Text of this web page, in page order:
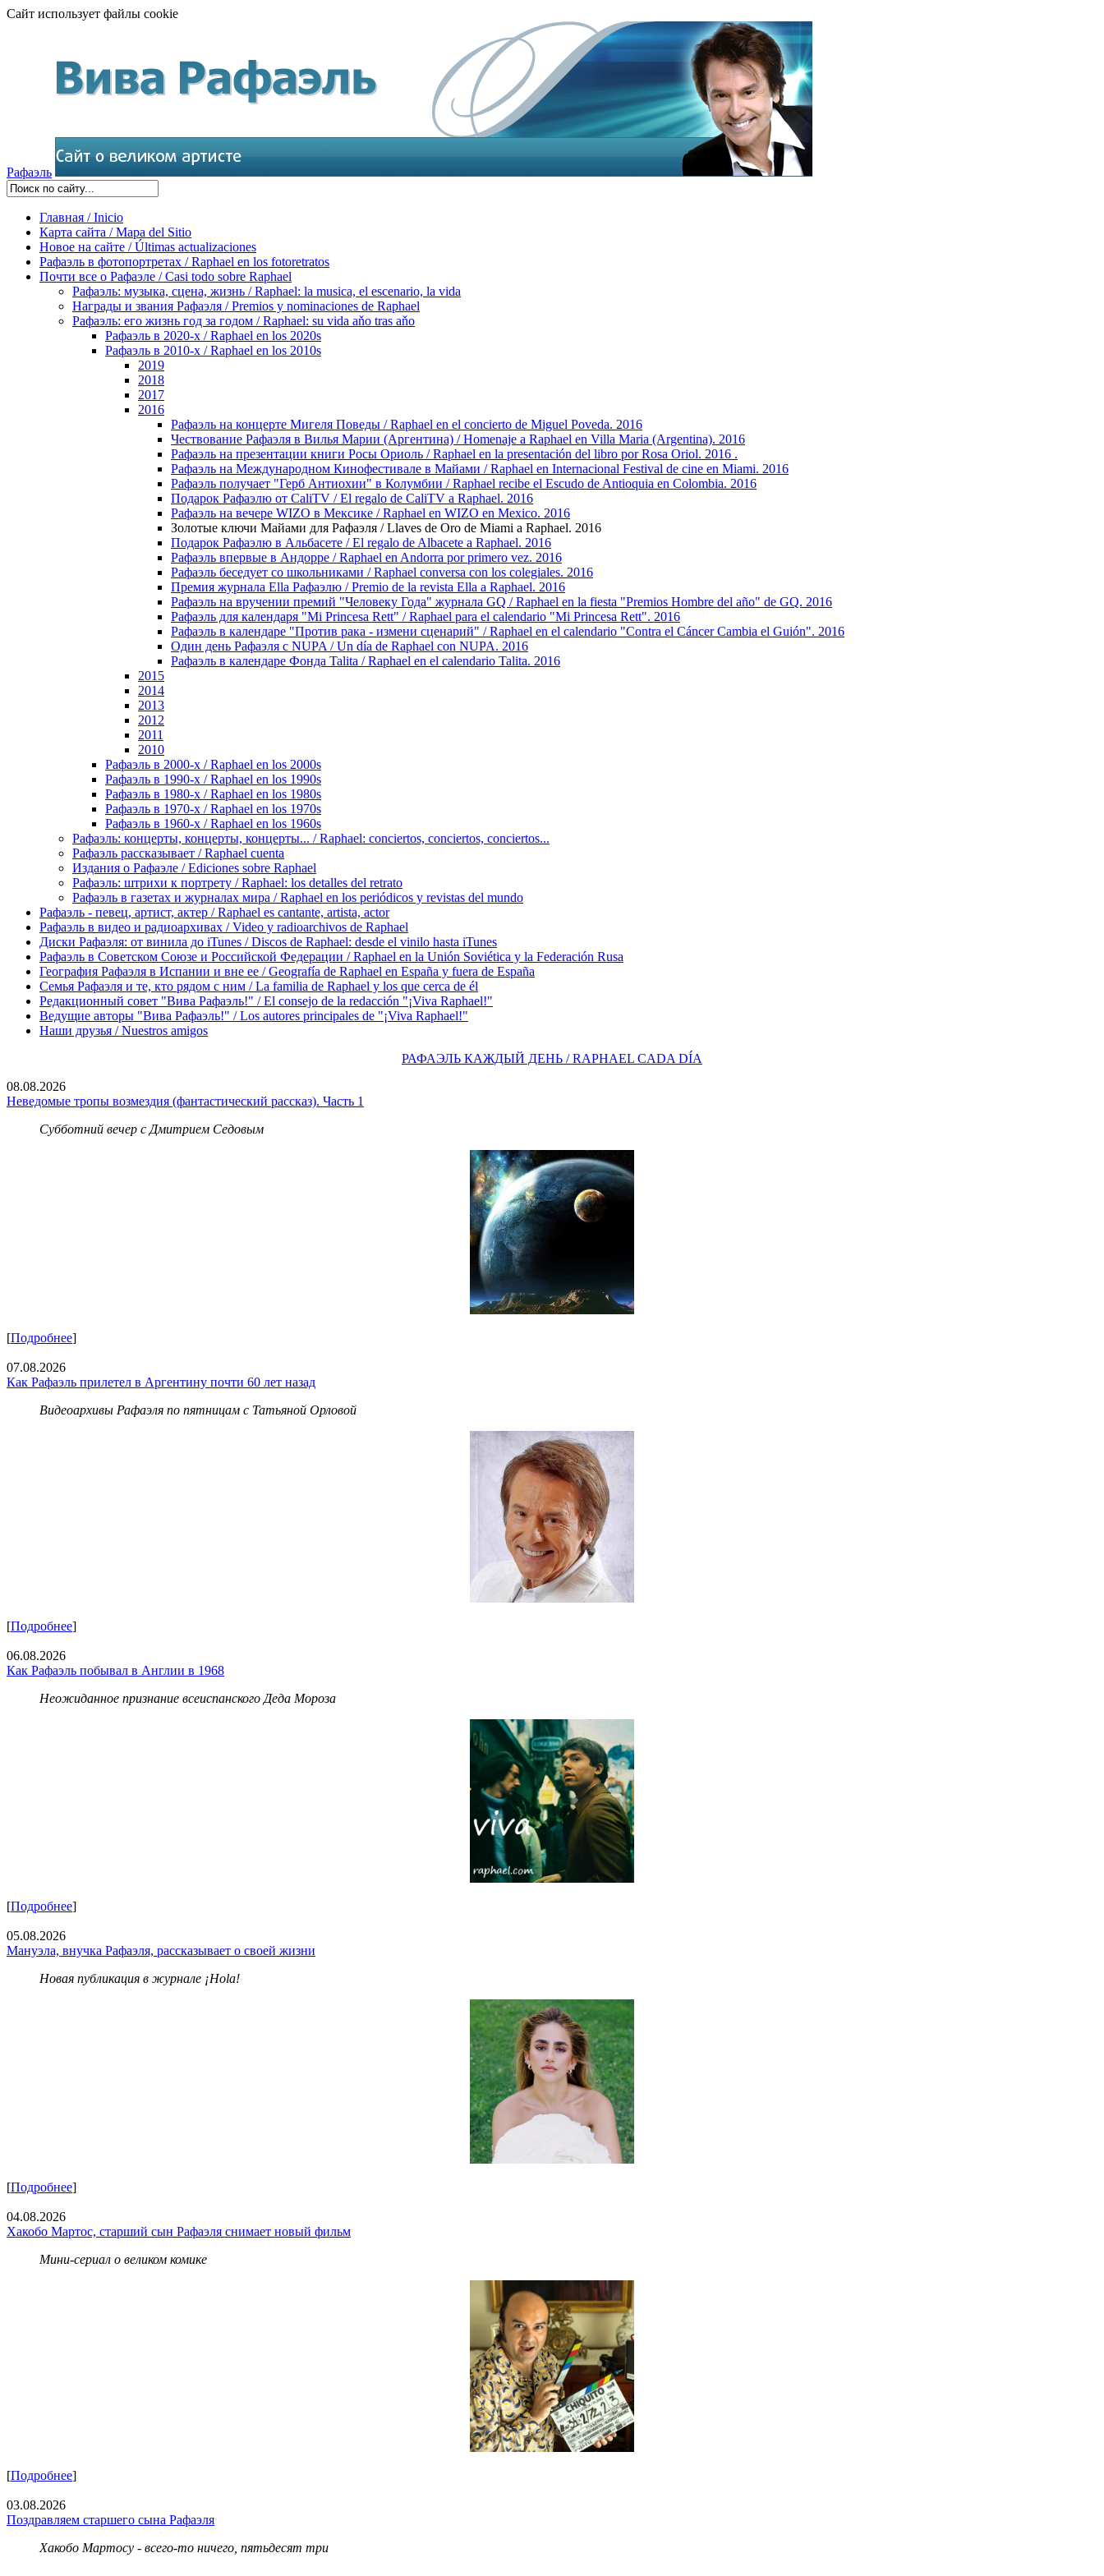
Сайт использует файлы cookie
Рафаэль
Главная / Inicio
Карта сайта / Mapa del Sitio
Новое на сайте / Últimas actualizaciones
Рафаэль в фотопортретах / Raphael en los fotoretratos
Почти все о Рафаэле / Casi todo sobre Raphael
Рафаэль: музыка, сцена, жизнь / Raphael: la musica, el escenario, la vida
Награды и звания Рафаэля / Premios y nominaciones de Raphael
Рафаэль: его жизнь год за годом / Raphael: su vida aňo tras aňo
Рафаэль в 2020-х / Raphael en los 2020s
Рафаэль в 2010-х / Raphael en los 2010s
2019
2018
2017
2016
Рафаэль на концерте Мигеля Поведы / Raphael en el сoncierto de Miguel Poveda. 2016
Чествование Рафаэля в Вилья Марии (Аргентина) / Homenaje a Raphael en Villa Maria (Argentina). 2016
Рафаэль на презентации книги Росы Ориоль / Raphael en la presentación del libro por Rosa Oriol. 2016 .
Рафаэль на Международном Кинофестивале в Майами / Raphael en Internacional Festival de cine en Miami. 2016
Рафаэль получает "Герб Антиохии" в Колумбии / Raphael recibe el Escudo de Antioquia en Colombia. 2016
Подарок Рафаэлю от CaliTV / El regalo de CaliTV a Raphael. 2016
Рафаэль на вечере WIZO в Мексике / Raphael en WIZO en Mexico. 2016
Золотые ключи Майами для Рафаэля / Llaves de Oro de Miami a Raphael. 2016
Подарок Рафаэлю в Альбасете / El regalo de Albacete a Raphael. 2016
Рафаэль впервые в Андорре / Raphael en Andorra por primero vez. 2016
Рафаэль беседует со школьниками / Raphael conversa con los colegiales. 2016
Премия журнала Ella Рафаэлю / Premio de la revista Ella a Raphael. 2016
Рафаэль на вручении премий "Человеку Года" журнала GQ / Raphael en la fiesta "Premios Hombre del año" de GQ. 2016
Рафаэль для календаря "Mi Princesa Rett" / Raphael para el calendario "Mi Princesa Rett". 2016
Рафаэль в календаре "Против рака - измени сценарий" / Raphael en el calendario "Contra el Cáncer Cambia el Guión". 2016
Один день Рафаэля с NUPA / Un día de Raphael con NUPA. 2016
Рафаэль в календаре Фонда Talita / Raphael en el calendario Talita. 2016
2015
2014
2013
2012
2011
2010
Рафаэль в 2000-х / Raphael en los 2000s
Рафаэль в 1990-х / Raphael en los 1990s
Рафаэль в 1980-х / Raphael en los 1980s
Рафаэль в 1970-х / Raphael en los 1970s
Рафаэль в 1960-х / Raphael en los 1960s
Рафаэль: концерты, концерты, концерты... / Raphael: conciertos, сonciertos, сonciertos...
Рафаэль рассказывает / Raphael cuenta
Издания о Рафаэле / Ediciones sobre Raphael
Рафаэль: штрихи к портрету / Raphael: los detalles del retrato
Рафаэль в газетах и журналах мира / Raphael en los periódicos y revistas del mundo
Рафаэль - певец, артист, актер / Raphael es cantante, artista, actor
Рафаэль в видео и радиоархивах / Video y radioarchivos de Raphael
Диски Рафаэля: от винила до iTunes / Discos de Raphael: desde el vinilo hasta iTunes
Рафаэль в Советском Союзе и Российской Федерации / Raphael en la Unión Soviética y la Federación Rusa
География Рафаэля в Испании и вне ее / Geografía de Raphael en España y fuera de España
Семья Рафаэля и те, кто рядом с ним / La familia de Raphael y los que cerca de él
Редакционный совет "Вива Рафаэль!" / El consejo de la redacción "¡Viva Raphael!"
Ведущие авторы "Вива Рафаэль!" / Los autores principales de "¡Viva Raphael!"
Наши друзья / Nuestros amigos
РАФАЭЛЬ КАЖДЫЙ ДЕНЬ / RAPHAEL CADA DÍA
08.08.2026
Неведомые тропы возмездия (фантастический рассказ). Часть 1
Субботний вечер с Дмитрием Седовым
[Подробнее]
07.08.2026
Как Рафаэль прилетел в Аргентину почти 60 лет назад
Видеоархивы Рафаэля по пятницам с Татьяной Орловой
[Подробнее]
06.08.2026
Как Рафаэль побывал в Англии в 1968
Неожиданное признание всеиспанского Деда Мороза
[Подробнее]
05.08.2026
Мануэла, внучка Рафаэля, рассказывает о своей жизни
Новая публикация в журнале ¡Hola!
[Подробнее]
04.08.2026
Хакобо Мартос, старший сын Рафаэля снимает новый фильм
Мини-сериал о великом комике
[Подробнее]
03.08.2026
Поздравляем старшего сына Рафаэля
Хакобо Мартосу - всего-то ничего, пятьдесят три